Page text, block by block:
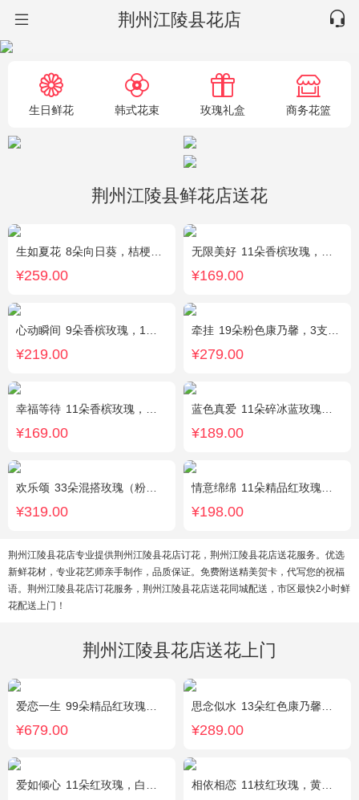
荆州江陵县花店
生日鲜花 韩式花束 玫瑰礼盒 商务花篮
荆州江陵县鲜花店送花
生如夏花 8朵向日葵，桔梗、红豆、绿叶搭配
¥259.00
无限美好 11朵香槟玫瑰，桔梗、小花、绿叶搭配
¥169.00
心动瞬间 9朵香槟玫瑰，1个蓝色绣球，1支多头白百合，桔梗、绿叶搭配
¥219.00
牵挂 19朵粉色康乃馨，3支多头粉百合，黄莺搭配
¥279.00
幸福等待 11朵香槟玫瑰，桔梗、满天星、绿叶搭配
¥169.00
蓝色真爱 11朵碎冰蓝玫瑰，尤加利绿叶搭配
¥189.00
欢乐颂 33朵混搭玫瑰（粉玫瑰+香槟玫瑰），白色满天星环绕
¥319.00
情意绵绵 11朵精品红玫瑰，搭配相思梅、黄莺，随机赠送一对小熊。
¥198.00
荆州江陵县花店专业提供荆州江陵县花店订花，荆州江陵县花店送花服务。优选
新鲜花材，专业花艺师亲手制作，品质保证。免费附送精美贺卡，代写您的祝福
语。荆州江陵县花店订花服务，荆州江陵县花店送花同城配送，市区最快2小时鲜
花配送上门！
荆州江陵县花店送花上门
爱恋一生 99朵精品红玫瑰，搭配适量相思梅。
¥679.00
思念似水 13朵红色康乃馨，5朵粉玫瑰，粉色洋桔梗、红豆、尤加利搭配
¥289.00
爱如倾心 11朵红玫瑰，白色满天星间插，一条灯带，一对小熊、黄莺或尤加利叶搭配 相依相恋 11枝红玫瑰，黄莺、满天星适量点缀，另加2只可爱小熊公仔。(小熊以实物为准)